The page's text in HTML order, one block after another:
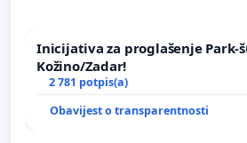
Inicijativa za proglašenje Park-
Kožino/Zadar!
2 781 potpis(a)
Obavijest o transparentnosti